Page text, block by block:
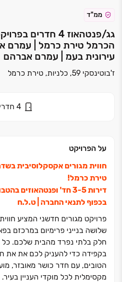
ממ"ד
הכרמל טירת כרמל | עמרם
עירונית בעמ | עמרם אברהם
ז'בוטינסקי 59, כלניות, טירת כרמל
4
על הפרויקט
חווית מגורים אקסקלוסיבית
טירת כרמל!
דירות ‏3-5 חד' ופנטהאוזים
בכפוף לתנאי החברה ‏| ט.ל.ח
פרויקט מגורים חדשני המציע
שלושה בנייני פרימיום במרכזם
חלק בלתי נפרד מהבית שלכם. כל
בקפידה כדי להעניק לכם את את
הטובים, עם חדר כושר מאובזר,
מקסימלית לכל מוקדי העניין בעיר.